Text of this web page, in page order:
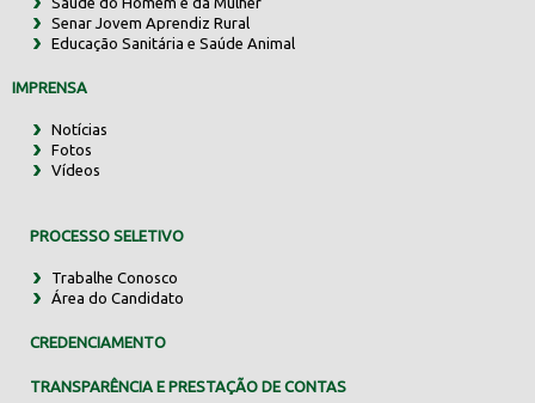
Senar Jovem Aprendiz Rural
Educação Sanitária e Saúde Animal
IMPRENSA
Notícias
Fotos
Vídeos
PROCESSO SELETIVO
Trabalhe Conosco
Área do Candidato
CREDENCIAMENTO
TRANSPARÊNCIA E PRESTAÇÃO DE CONTAS